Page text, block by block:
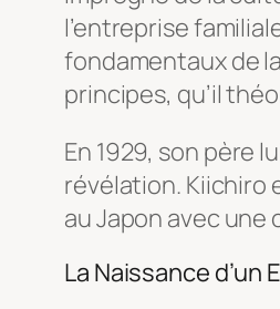
l’entreprise
fondamentaux de
principes, qu’il
En 1929, son père
révélation. Kiichiro
au Japon avec une
La Naissance d’un